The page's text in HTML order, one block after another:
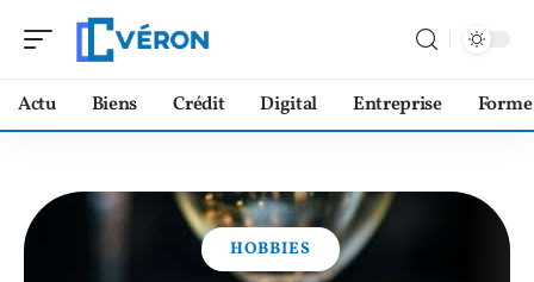
Actu Biens Crédit Digital Entreprise Forme
HOBBIES